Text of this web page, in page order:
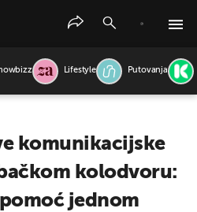
Lifestyle Putovanja
komunikacijske
kolodvoru:
jednom